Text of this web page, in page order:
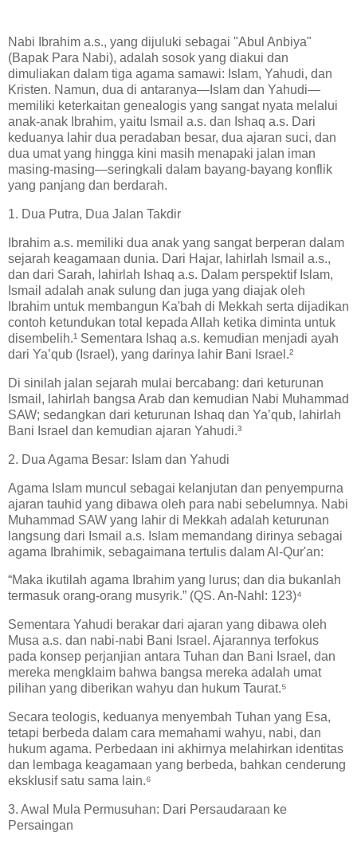
Nabi Ibrahim a.s., yang dijuluki sebagai "Abul Anbiya"
(Bapak Para Nabi), adalah sosok yang diakui dan
dimuliakan dalam tiga agama samawi: Islam, Yahudi, dan
Kristen. Namun, dua di antaranya—Islam dan Yahudi—
memiliki keterkaitan genealogis yang sangat nyata melalui
anak-anak Ibrahim, yaitu Ismail a.s. dan Ishaq a.s. Dari
keduanya lahir dua peradaban besar, dua ajaran suci, dan
dua umat yang hingga kini masih menapaki jalan iman
masing-masing—seringkali dalam bayang-bayang konflik
yang panjang dan berdarah.
1. Dua Putra, Dua Jalan Takdir
Ibrahim a.s. memiliki dua anak yang sangat berperan dalam
sejarah keagamaan dunia. Dari Hajar, lahirlah Ismail a.s.,
dan dari Sarah, lahirlah Ishaq a.s. Dalam perspektif Islam,
Ismail adalah anak sulung dan juga yang diajak oleh
Ibrahim untuk membangun Ka'bah di Mekkah serta dijadikan
contoh ketundukan total kepada Allah ketika diminta untuk
disembelih.¹ Sementara Ishaq a.s. kemudian menjadi ayah
dari Ya’qub (Israel), yang darinya lahir Bani Israel.²
Di sinilah jalan sejarah mulai bercabang: dari keturunan
Ismail, lahirlah bangsa Arab dan kemudian Nabi Muhammad
SAW; sedangkan dari keturunan Ishaq dan Ya’qub, lahirlah
Bani Israel dan kemudian ajaran Yahudi.³
2. Dua Agama Besar: Islam dan Yahudi
Agama Islam muncul sebagai kelanjutan dan penyempurna
ajaran tauhid yang dibawa oleh para nabi sebelumnya. Nabi
Muhammad SAW yang lahir di Mekkah adalah keturunan
langsung dari Ismail a.s. Islam memandang dirinya sebagai
agama Ibrahimik, sebagaimana tertulis dalam Al-Qur'an:
“Maka ikutilah agama Ibrahim yang lurus; dan dia bukanlah
termasuk orang-orang musyrik.” (QS. An-Nahl: 123)⁴
Sementara Yahudi berakar dari ajaran yang dibawa oleh
Musa a.s. dan nabi-nabi Bani Israel. Ajarannya terfokus
pada konsep perjanjian antara Tuhan dan Bani Israel, dan
mereka mengklaim bahwa bangsa mereka adalah umat
pilihan yang diberikan wahyu dan hukum Taurat.⁵
Secara teologis, keduanya menyembah Tuhan yang Esa,
tetapi berbeda dalam cara memahami wahyu, nabi, dan
hukum agama. Perbedaan ini akhirnya melahirkan identitas
dan lembaga keagamaan yang berbeda, bahkan cenderung
eksklusif satu sama lain.⁶
3. Awal Mula Permusuhan: Dari Persaudaraan ke
Persaingan